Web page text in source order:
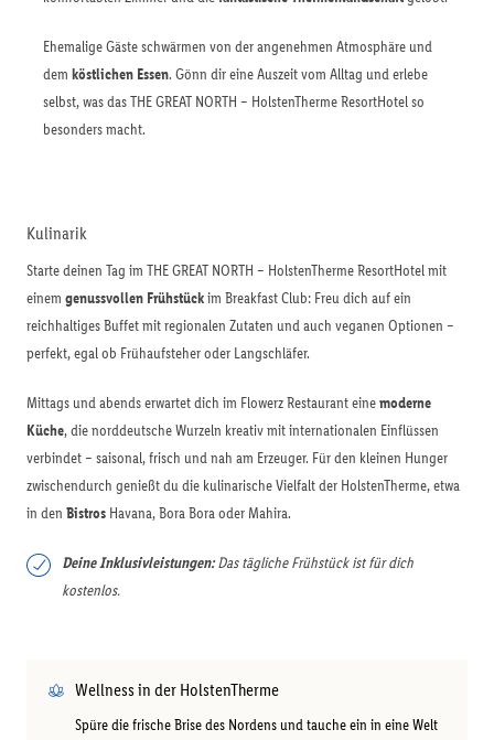
Ehemalige Gäste schwärmen von der angenehmen Atmosphäre und
dem köstlichen Essen. Gönn dir eine Auszeit vom Alltag und erlebe
selbst, was das THE GREAT NORTH – HolstenTherme ResortHotel so
besonders macht.
Kulinarik
Starte deinen Tag im THE GREAT NORTH – HolstenTherme ResortHotel mit
einem genussvollen Frühstückim Breakfast Club: Freu dich auf ein
reichhaltiges Buffet mit regionalen Zutaten und auch veganen Optionen –
perfekt, egal ob Frühaufsteher oder Langschläfer.
Mittags und abends erwartet dich im Flowerz Restaurant einemoderne
Küche, die norddeutsche Wurzeln kreativ mit internationalen Einflüssen
verbindet – saisonal, frisch und nah am Erzeuger. Für den kleinen Hunger
zwischendurch genießt du die kulinarische Vielfalt der HolstenTherme, etwa
in den Bistros Havana, Bora Bora oder Mahira.
Deine Inklusivleistungen:Das tägliche Frühstück ist für dich
kostenlos.
Wellness in der HolstenTherme
Spüre die frische Brise des Nordens und tauche ein in eine Welt